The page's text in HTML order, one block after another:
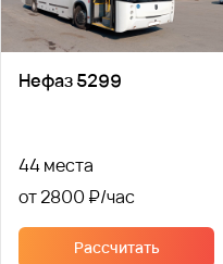
Нефаз 5299
44 места
от 2800 ₽
Рассчитать